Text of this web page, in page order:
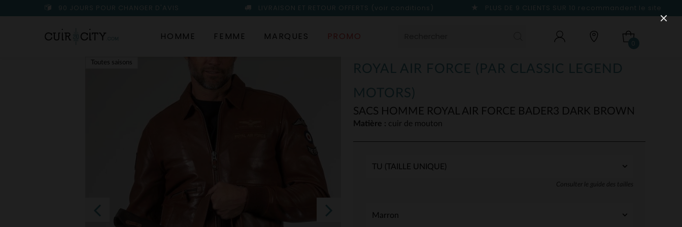
90 JOURS POUR CHANGER D'AVIS LIVRAISON ET RETOUR OFFERTS (voir conditions) PLUS DE 9 CLIENTS SUR 10 recommandent le site
HOMME FEMME MARQUES PROMO
0
ROYAL AIR FORCE (PAR CLASSIC LEGEND
MOTORS)
SACS HOMME ROYAL AIR FORCE BADER3 DARK BROWN
Toutes saisons
Matière : cuir de mouton
Consulter le guide des tailles